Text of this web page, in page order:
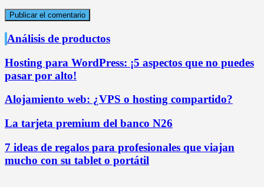
Análisis de productos
Hosting para WordPress: ¡5 aspectos que no puedes
pasar por alto!
Alojamiento web: ¿VPS o hosting compartido?
La tarjeta premium del banco N26
7 ideas de regalos para profesionales que viajan
mucho con su tablet o portátil